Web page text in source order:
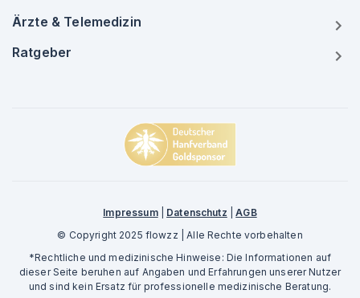
Ärzte & Telemedizin
Ratgeber
Impressum| Datenschutz |AGB
© Copyright 2025 flowzz | Alle Rechte vorbehalten
*Rechtliche und medizinische Hinweise: Die Informationen auf
dieser Seite beruhen auf Angaben und Erfahrungen unserer Nutzer
und sind kein Ersatz für professionelle medizinische Beratung.